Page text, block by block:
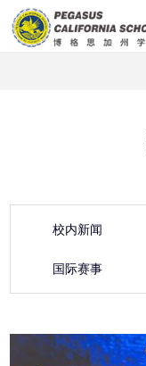
校内新闻
国际赛事